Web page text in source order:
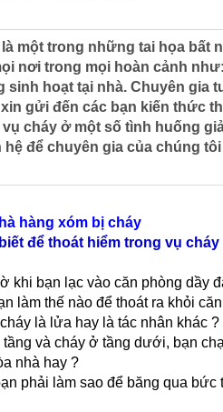
một trong những tai họa bất
nơi trong mọi hoàn cảnh
sinh hoạt tại nhà. Chuyên gia
gửi đến các bạn kiến thức
cháy ở một số tình huống
để chuyên gia của chúng
hàng xóm bị cháy
để thoát hiểm trong vụ cháy
khi bạn lạc vào căn phòng dầy
làm thế nào để thoát ra khỏi
là lửa hay là tác nhân khác ?
và cháy ở tầng dưới, bạn
nhà hay ?
phải làm sao để băng qua